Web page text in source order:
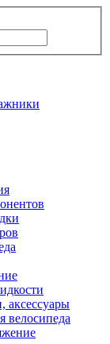
аксессуары
велосипеда